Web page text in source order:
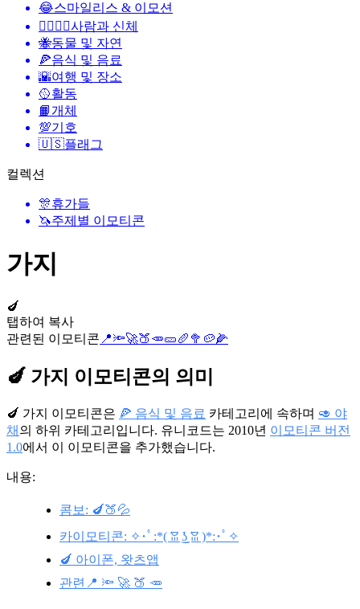
😂스마일리스 & 이모션
👩‍❤️‍💋‍👨사람과 신체
🐝동물 및 자연
🍕음식 및 음료
🌇여행 및 장소
🥎활동
📙개체
💯기호
🇺🇸플래그
컬렉션
🎊휴가들
🦄주제별 이모티콘
가지
🍆
탭하여 복사
관련된 이모티콘 📍🔦🚀🍑🥕🥒🥖 🥦 🥔🌽
🍆 가지 이모티콘의 의미
🍆 가지 이모티콘은 🍕 음식 및 음료 카테고리에 속하며 🥑 야
채 의 하위 카테고리입니다. 유니코드는 2010년 이모티콘 버전
1.0에서 이 이모티콘을 추가했습니다.
내용:
콤보: 🍆🍑💦
카이모티콘: ✧･ﾟ:*( ͡ꈍ ͜ʖ̫ ͡ꈍ )*:･ﾟ✧
🍆 아이폰, 왓츠앱
관련📍 🔦 🚀 🍑 🥕